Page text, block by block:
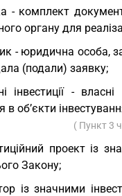
- комплект
органу для
- юридична особа,
(подали) заявку;
інвестиції -
об’єкти
( Пункт 3
проект із
Закону;
із значними